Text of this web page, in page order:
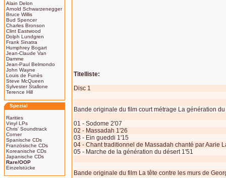
Alain Delon
Arnold Schwarzenegger
Bruce Willis
Bud Spencer
Charles Bronson
Clint Eastwood
Dolph Lundgren
Frank Sinatra
Humphrey Bogart
Jean-Claude Van
Damme
Jean-Paul Belmondo
John Wayne
Louis de Funès
Steve McQueen
Sylvester Stallone
Terence Hill
Spezial
Rarities
Vinyl LPs
Chris' Soundtrack
Corner
Spanische CDs
Französische CDs
Koreanische CDs
Japanische CDs
Rare/OOP
Einzelstücke
Titelliste:
Disc 1
Bande originale du film court métrage La génération
01 - Sodome 2'07
02 - Massadah 1'26
03 - Ein gueddi 1'15
04 - Chant traditionnel de Massadah chanté par Aarie
05 - Marche de la génération du désert 1'51
Bande originale du film La tête contre les murs de